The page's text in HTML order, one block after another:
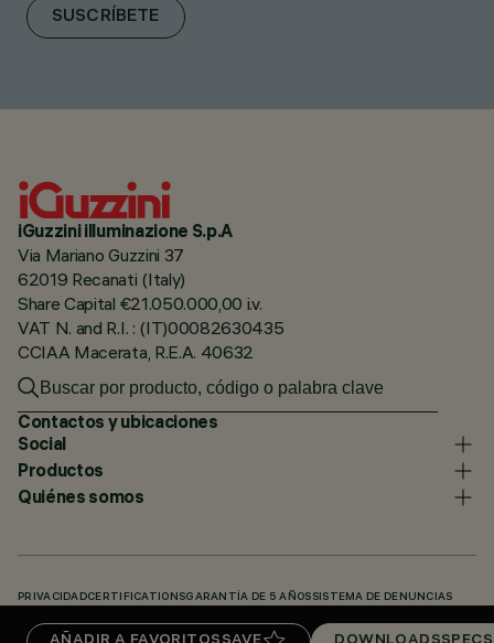
SUSCRÍBETE
iGuzzini illuminazione S.p.A
Via Mariano Guzzini 37
62019 Recanati (Italy)
Share Capital €21.050.000,00 i.v.
VAT N. and R.I. : (IT)00082630435
CCIAA Macerata, R.E.A. 40632
Contactos y ubicaciones
Social
Productos
Quiénes somos
PRIVACIDADCERTIFICATIONSGARANTÍA DE 5 AÑOS SISTEMA DE DENUNCIAS